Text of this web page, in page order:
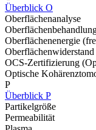
Überblick O
Oberflächenanalyse
Oberflächenenergie
Oberflächenwiderstand
OCS-Zertifizierung
Optische
P
Überblick P
Partikelgröße
Permeabilität